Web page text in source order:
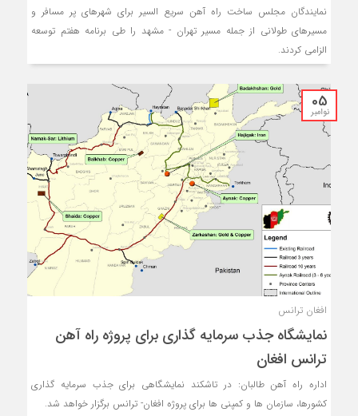
نمایندگان مجلس ساخت راه آهن سریع السیر برای شهرهای پر مسافر و
مسیرهای طولانی از جمله مسیر تهران - مشهد را طی برنامه هفتم توسعه
الزامی کردند.
05
نوامبر
افغان ترانس
نمایشگاه جذب سرمایه گذاری برای پروژه راه آهن
ترانس افغان
اداره راه آهن طالبان: در تاشکند نمایشگاهی برای جذب سرمایه گذاری
کشورها، سازمان ها و کمپنی ها برای پروژه افغان- ترانس برگزار خواهد شد.